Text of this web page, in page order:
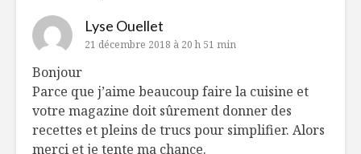
Lyse Ouellet
21 décembre 2018 à 20 h 51 min
Bonjour
Parce que j’aime beaucoup faire la cuisine et
votre magazine doit sûrement donner des
recettes et pleins de trucs pour simplifier. Alors
merci et je tente ma chance.